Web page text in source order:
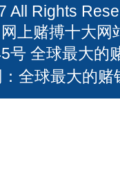
All Rights
上赌搏十大网
号 全球最大的
全球最大的